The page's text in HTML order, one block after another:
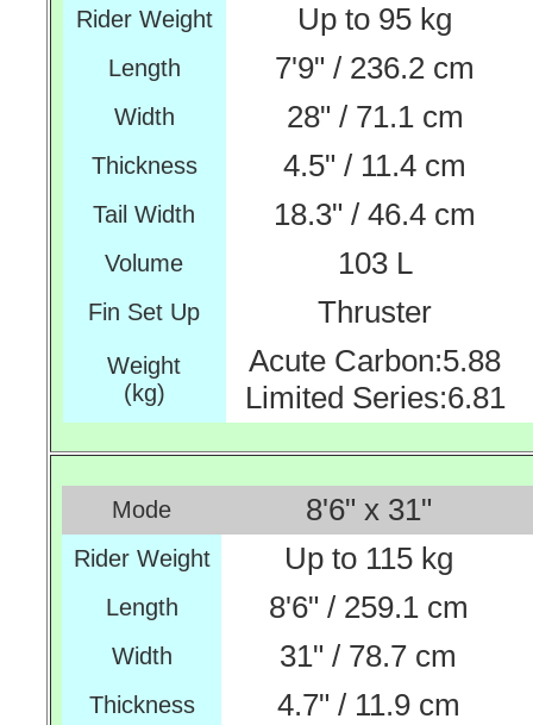
Rider Weight Up to 95 kg
Length 7'9" / 236.2 cm
Width 28" / 71.1 cm
Thickness 4.5" / 11.4 cm
Tail Width 18.3" / 46.4 cm
Volume 103 L
Fin Set Up Thruster
Weight
(kg)
Acute Carbon:5.88
Limited Series:6.81
Mode 8'6" x 31"
Rider Weight Up to 115 kg
Length 8'6" / 259.1 cm
Width 31" / 78.7 cm
Thickness 4.7" / 11.9 cm